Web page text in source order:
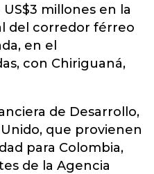
millones en la
del corredor férreo
en el
con Chiriguaná,
de Desarrollo,
que provienen
para Colombia,
de la Agencia